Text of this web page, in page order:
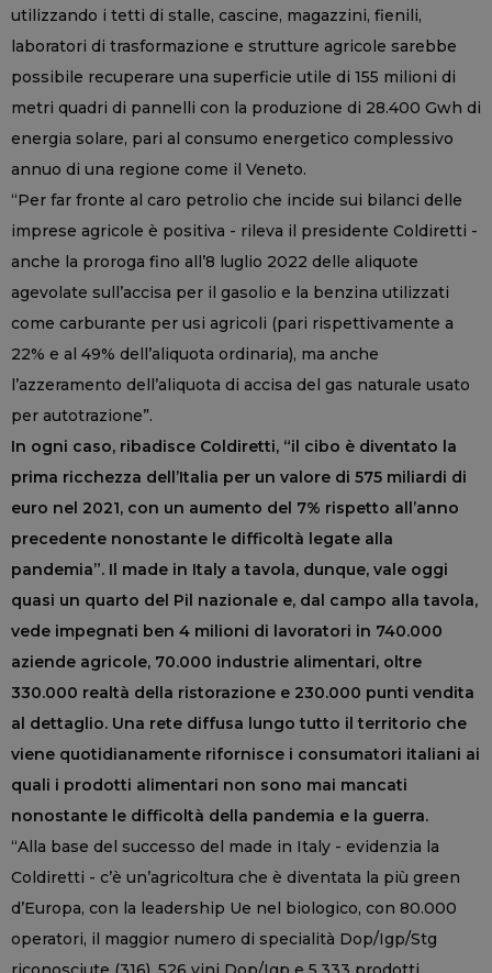
utilizzando i tetti di stalle, cascine, magazzini, fienili,
laboratori di trasformazione e strutture agricole sarebbe
possibile recuperare una superficie utile di 155 milioni di
metri quadri di pannelli con la produzione di 28.400 Gwh di
energia solare, pari al consumo energetico complessivo
annuo di una regione come il Veneto.
“Per far fronte al caro petrolio che incide sui bilanci delle
imprese agricole è positiva - rileva il presidente Coldiretti -
anche la proroga fino all’8 luglio 2022 delle aliquote
agevolate sull’accisa per il gasolio e la benzina utilizzati
come carburante per usi agricoli (pari rispettivamente a
22% e al 49% dell’aliquota ordinaria), ma anche
l’azzeramento dell’aliquota di accisa del gas naturale usato
per autotrazione”.
In ogni caso, ribadisce Coldiretti, “il cibo è diventato la
prima ricchezza dell’Italia per un valore di 575 miliardi di
euro nel 2021, con un aumento del 7% rispetto all’anno
precedente nonostante le difficoltà legate alla
pandemia”. Il made in Italy a tavola, dunque, vale oggi
quasi un quarto del Pil nazionale e, dal campo alla tavola,
vede impegnati ben 4 milioni di lavoratori in 740.000
aziende agricole, 70.000 industrie alimentari, oltre
330.000 realtà della ristorazione e 230.000 punti vendita
al dettaglio. Una rete diffusa lungo tutto il territorio che
viene quotidianamente rifornisce i consumatori italiani ai
quali i prodotti alimentari non sono mai mancati
nonostante le difficoltà della pandemia e la guerra.
“Alla base del successo del made in Italy - evidenzia la
Coldiretti - c’è un’agricoltura che è diventata la più green
d’Europa, con la leadership Ue nel biologico, con 80.000
operatori, il maggior numero di specialità Dop/Igp/Stg